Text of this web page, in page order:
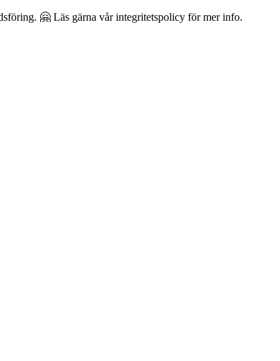
🤗 Läs gärna vår integritetspolicy för mer info.